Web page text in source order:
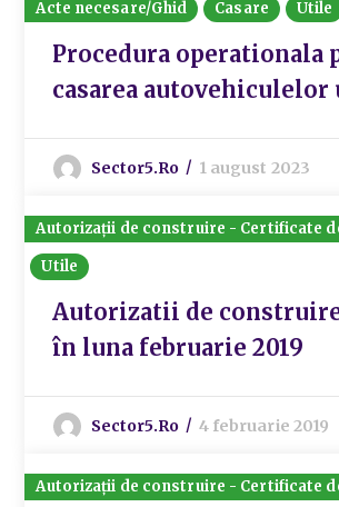
Acte necesare/Ghid Casare Utile
Procedura operationala
casarea autovehiculelor
Sector5.ro 1 august 2023
Autorizații de construire - Certificate
Utile
Autorizatii de
în luna februarie 2019
Sector5.ro 4 februarie 2019
Autorizații de construire - Certificate